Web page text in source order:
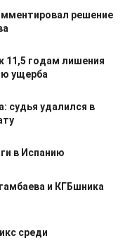
решение
11,5 годам лишения
ущерба
судья удалился в
в Испанию
и КГБшника
среди